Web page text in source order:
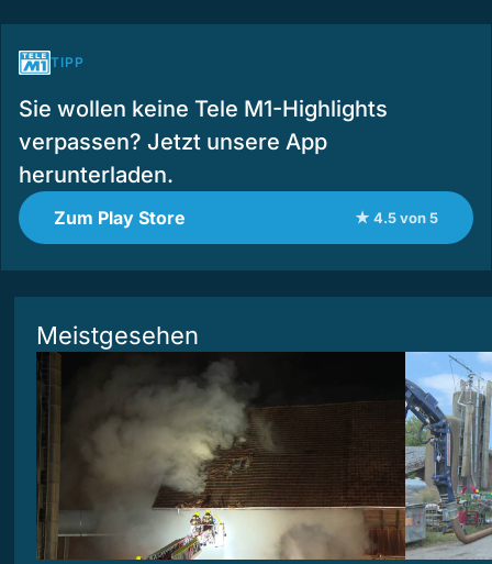
TIPP
Sie wollen keine Tele M1-Highlights
verpassen? Jetzt unsere App
herunterladen.
Zum Play Store ★ 4.5 von 5
Meistgesehen